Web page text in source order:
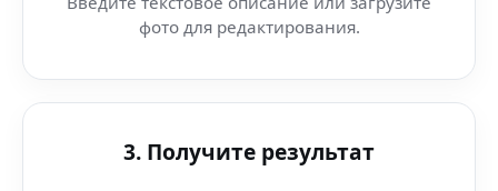
фото для редактирования.
3. Получите результат